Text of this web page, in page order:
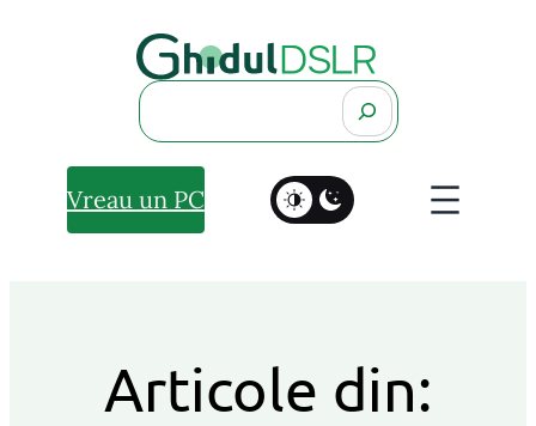
Search
Vreau un PC
Articole din: